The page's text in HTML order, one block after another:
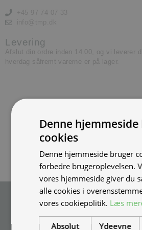
Levering
Afslut din ordre inden 14.00, og vi leverer
hverdag såfremt varerne er på lager.
Tilmeld
Vær blandt de første til at modtage info
events og
Denne
cookies
Denne hjemmeside bruger
forbedre brugeroplevelsen.
vores hjemmeside giver du
alle cookies i
vores cookiepolitik. Læs
Absolut
Ydeevne